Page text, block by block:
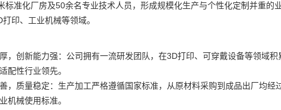
标准化厂房及50余名专业技术人员，形成规模化生产与个性化定制并重的
印、工业机械等领域。
，创新能力强：公司拥有一流研发团队，在3D打印、可穿戴设备等领域
配性行业领先。
，质量稳定：生产加工严格遵循国家标准，从原材料采购到成品出厂均
机械使用标准。